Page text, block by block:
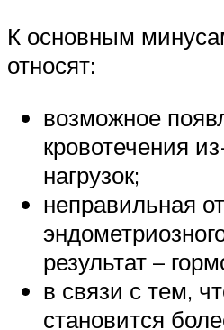
К основным
относят:
возможное
кровотечения
нагрузок;
неправильная
результат –
в связи с тем,
становится